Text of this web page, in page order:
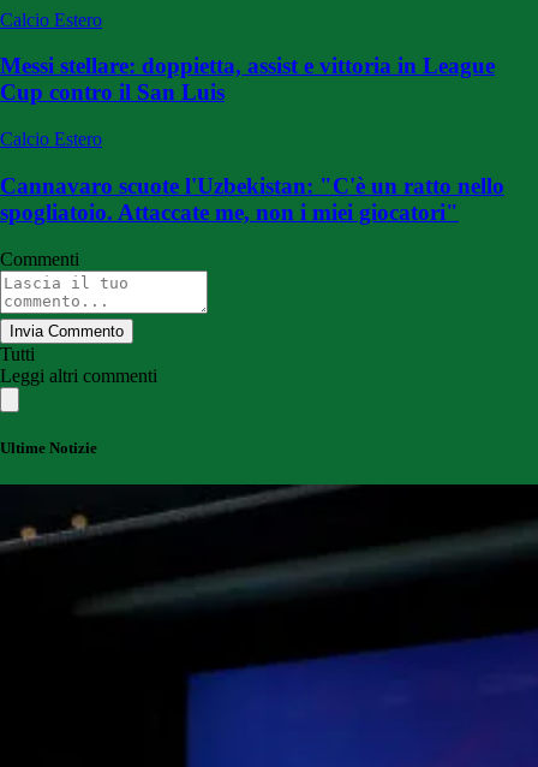
Calcio Estero
Messi stellare: doppietta, assist e vittoria in League
Cup contro il San Luis
Calcio Estero
Cannavaro scuote l'Uzbekistan: "C'è un ratto nello
spogliatoio. Attaccate me, non i miei giocatori"
Commenti
Invia Commento
Tutti
Leggi altri commenti
Ultime Notizie